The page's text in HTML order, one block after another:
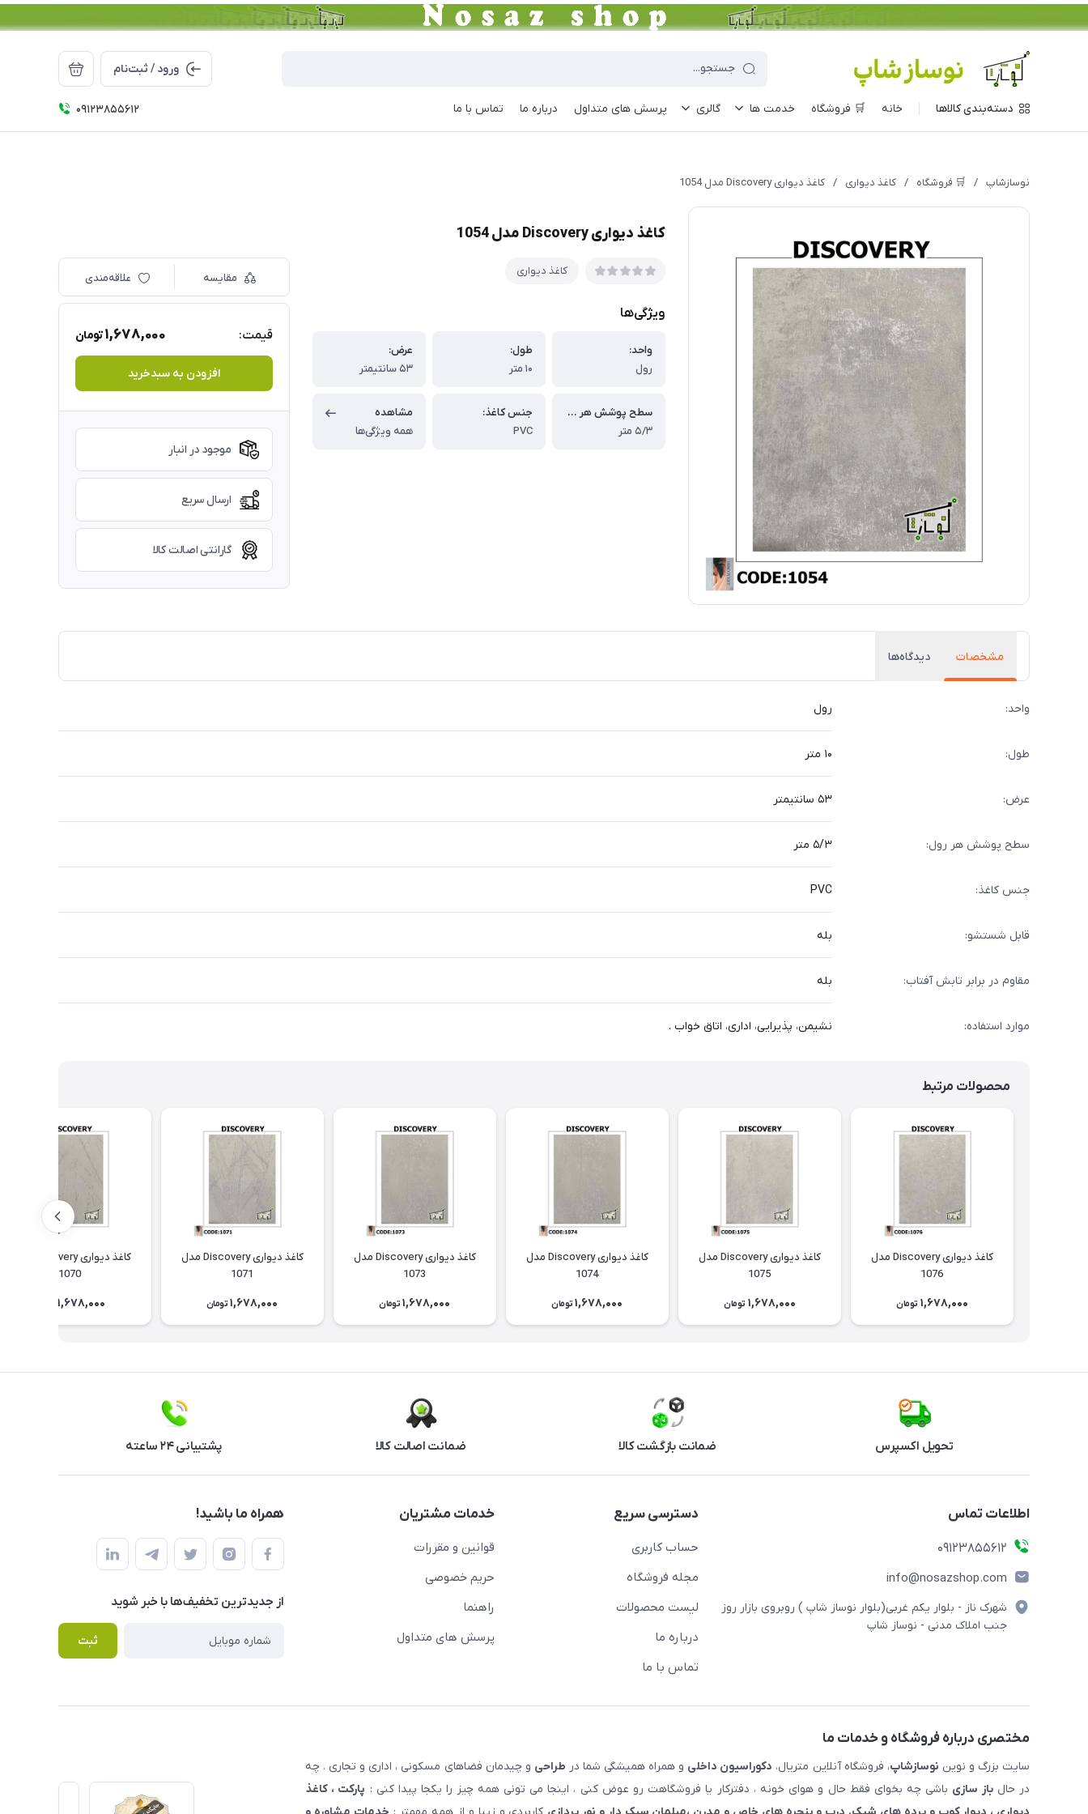
ورود / ثبت‌نام
دسته‌بندی کالاها خانه 🛒 فروشگاه خدمت ها گالری پرسش های متداول درباره ما تماس با ما 09123855612
نوسازشاپ / 🛒 فروشگاه / کاغذ دیواری / کاغذ دیواری Discovery مدل 1054
کاغذ دیواری Discovery مدل 1054
کاغذ دیواری
ویژگی‌ها
واحد:
رول
طول:
۱۰ متر
عرض:
۵۳ سانتیمتر
سطح پوشش هر رول:
۵/۳ متر
جنس کاغذ:
PVC
مشاهده
همه ویژگی‌ها
مقایسه علاقه‌مندی
قیمت: 1,678,000تومان
افزودن به سبدخرید
موجود در انبار
ارسال سریع
گارانتی اصالت کالا
مشخصات دیدگاه‌ها
واحد: رول
طول: ۱۰ متر
عرض: ۵۳ سانتیمتر
سطح پوشش هر رول: ۵/۳ متر
جنس کاغذ: PVC
قابل شستشو: بله
مقاوم در برابر تابش آفتاب: بله
موارد استفاده: نشیمن، پذیرایی، اداری، اتاق خواب .
محصولات مرتبط
کاغذ دیواری Discovery مدل
1076
1,678,000 تومان
کاغذ دیواری Discovery مدل
1075
1,678,000 تومان
کاغذ دیواری Discovery مدل
1074
1,678,000 تومان
کاغذ دیواری Discovery مدل
1073
1,678,000 تومان
کاغذ دیواری Discovery مدل
1071
1,678,000 تومان
1070
1,678,000
تحویل اکسپرس ضمانت بازگشت کالا ضمانت اصالت کالا پشتیبانی ۲۴ ساعته
اطلاعات تماس
09123855612
info@nosazshop.com
شهرک ناز - بلوار یکم غربی(بلوار نوساز شاپ ) روبروی بازار روز
جنب املاک مدنی - نوساز شاپ
دسترسی سریع
حساب کاربری
مجله فروشگاه
لیست محصولات
درباره ما
تماس با ما
خدمات مشتریان
قوانین و مقررات
حریم خصوصی
راهنما
پرسش های متداول
همراه ما باشید!
از جدید‌ترین تخفیف‌ها با‌ خبر شوید
ثبت
مختصری درباره فروشگاه و خدمات ما
سایت بزرگ و نوین نوسازشاپ، فروشگاه آنلاین متریال، دکوراسیون داخلی و همراه همیشگی شما در طراحی و چیدمان فضاهای مسکونی ، اداری و تجاری . چه
در حالباز سازی باشی چه بخوای فقط حال و هوای خونه ، دفترکار یا فروشگاهت رو عوض کنی ، اینجا می تونی همه چیز را یکجا پیدا کنی : پارکت ، کاغذ